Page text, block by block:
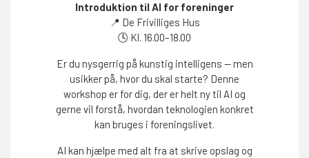
Introduktion til AI for foreninger
📍 De Frivilliges Hus
🕓 Kl. 16.00–18.00
Er du nysgerrig på kunstig intelligens — men
usikker på, hvor du skal starte? Denne
workshop er for dig, der er helt ny til AI og
gerne vil forstå, hvordan teknologien konkret
kan bruges i foreningslivet.
AI kan hjælpe med alt fra at skrive opslag og